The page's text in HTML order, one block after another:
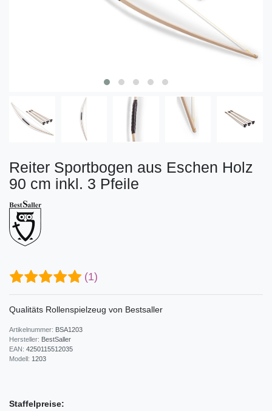
Reiter Sportbogen aus Eschen Holz
90 cm inkl. 3 Pfeile
(1)
Qualitäts Rollenspielzeug von Bestsaller
Artikelnummer: BSA1203
Hersteller: BestSaller
EAN: 4250115512035
Modell: 1203
Staffelpreise: